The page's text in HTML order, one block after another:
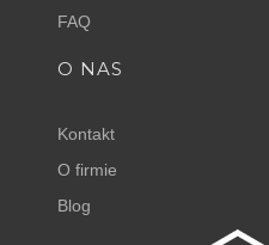
FAQ
O NAS
Kontakt
O firmie
Blog